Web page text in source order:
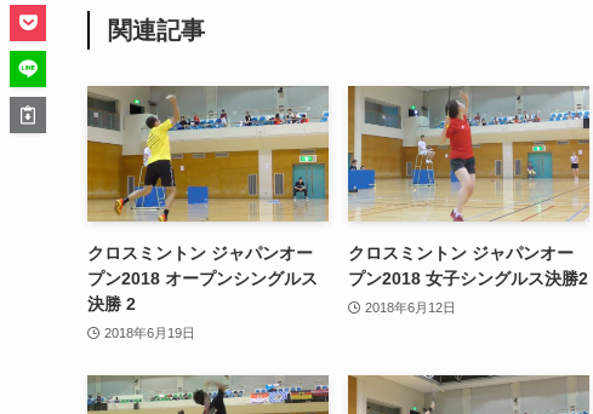
関連記事
クロスミントン ジャパンオー
プン2018 オープンシングルス
決勝 2
2018年6月19日
クロスミントン ジャパンオー
プン2018 女子シングルス決勝2
2018年6月12日